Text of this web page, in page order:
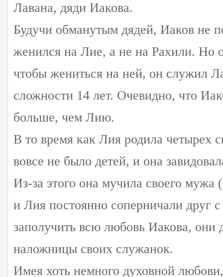
Лавана, дяди Иакова.
Будучи обманутым дядей, Иаков не
женился на Лие, а не на Рахили. Но
чтобы жениться на ней, он служил
сложности 14 лет. Очевидно, что
больше, чем Лию.
В то время как Лия родила четырех
вовсе не было детей, и она
Из-за этого она мучила своего
и Лия постоянно соперничали друг
заполучить всю любовь Иакова, они
наложницы своих служанок.
Имея хоть немного духовной